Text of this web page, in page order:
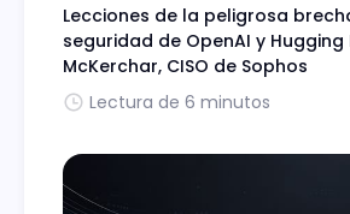
Lecciones de la peligrosa
seguridad de OpenAI y Hugging
McKerchar, CISO de Sophos
Lectura de 6 minutos